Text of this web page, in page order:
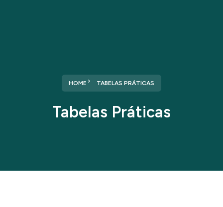
HOME TABELAS PRÁTICAS
Tabelas Práticas